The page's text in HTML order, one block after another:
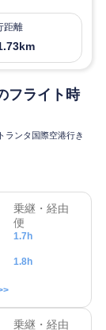
距離
フライト時
ランタ国際空港行き
乗継・経由
便
1.7h
1.8h
乗継・経由